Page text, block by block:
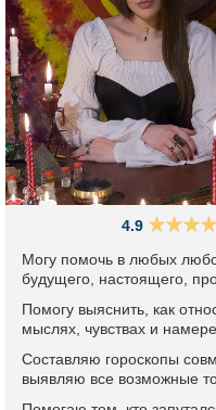
4.9
Могу помочь в любых
будущего, настоящего,
Помогу выяснить, как
мыслях, чувствах и
Составляю гороскопы
выявляю все возможные